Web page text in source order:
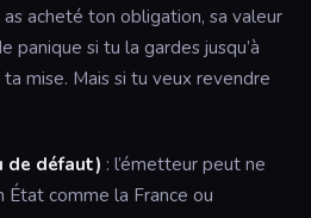
acheté ton obligation, sa valeur
panique si tu la gardes jusqu’à
ta mise. Mais si tu veux revendre
de défaut) : l’émetteur peut ne
État comme la France ou